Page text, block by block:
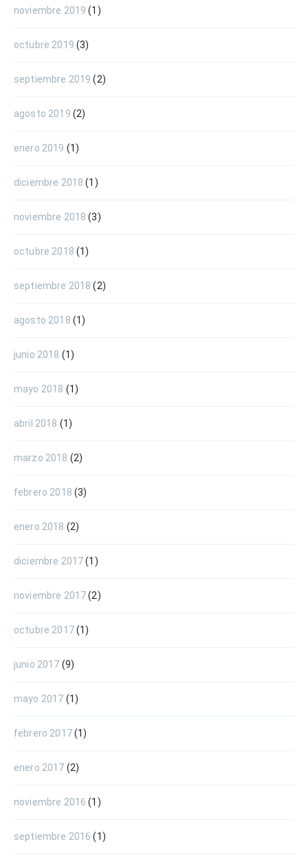
noviembre 2019 (1)
octubre 2019 (3)
septiembre 2019 (2)
agosto 2019 (2)
enero 2019 (1)
diciembre 2018 (1)
noviembre 2018 (3)
octubre 2018 (1)
septiembre 2018 (2)
agosto 2018 (1)
junio 2018 (1)
mayo 2018 (1)
abril 2018 (1)
marzo 2018 (2)
febrero 2018 (3)
enero 2018 (2)
diciembre 2017(1)
noviembre 2017(2)
octubre 2017(1)
junio 2017 (9)
mayo 2017 (1)
febrero 2017(1)
enero 2017 (2)
noviembre 2016 (1)
septiembre 2016 (1)